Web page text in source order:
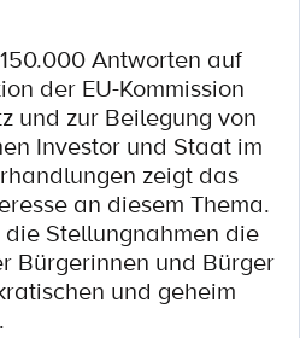
Antworten auf
der EU-Kommission
und zur Beilegung von
Investor und Staat im
zeigt das
an diesem Thema.
Stellungnahmen die
Bürgerinnen und Bürger
und geheim